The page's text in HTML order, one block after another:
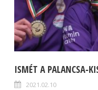
ISMÉT A PALANCSA-
2021.02.10